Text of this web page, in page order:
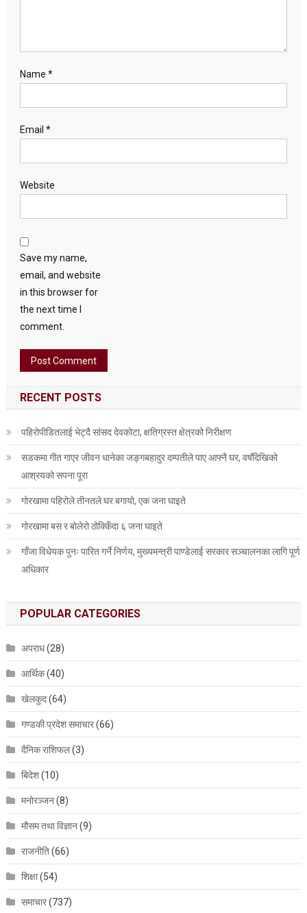
Name *
Email *
Website
Save my name,
email, and website
in this browser for
the next time I
comment.
RECENT POSTS
पहिरोपीडितलाई भेट्दै सांसद देवकोटा, क्षतिग्रस्त क्षेत्रको निरीक्षण
सडकमा गीत गाएर जीवन धानेका जङ्गबहादुर दम्पतीले पाए आफ्नै घर, वर्षौँदेखिको
आश्रयको सपना पूरा
गोरखामा पहिरोले तीनतले घर बगायो, एक जना घाइते
गोरखामा बस र बोलेरो ठोक्किँदा ६ जना घाइते
गाँजा विधेयक पुनः पारित गर्ने निर्णय, मुख्यमन्त्री पाण्डेलाई सरकार सञ्चालनका लागि पूर्ण
अधिकार
POPULAR CATEGORIES
अपराध(28)
आर्थिक(40)
खेलकुद(64)
गण्डकी प्रदेश समाचार(66)
दैनिक राशिफल(3)
बिदेश(10)
मनोरञ्जन(8)
मौसम तथा विज्ञान(9)
राजनीति(66)
शिक्षा(54)
समाचार(737)